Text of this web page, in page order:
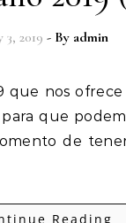
3, 2019 - By admin
que
de
Reading